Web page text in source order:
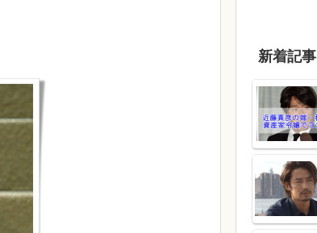
新着記事